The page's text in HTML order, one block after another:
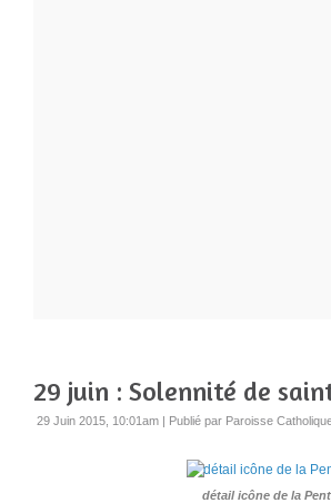
29 juin : Solennité de
29 Juin 2015, 10:01am | Publié par Paroisse
détail icône de la